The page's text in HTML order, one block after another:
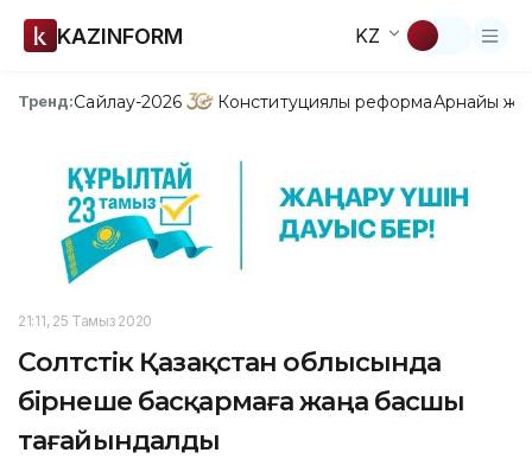
KAZINFORM KZ
Тренд:Сайлау-2026 Конституциялық реформаАрнайы
21:11, 25 Тамыз 2020
Солтүстік Қазақстан облысында
бірнеше басқармаға жаңа басшы
тағайындалды